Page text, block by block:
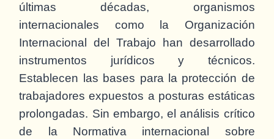
últimas décadas, organismos
internacionales como la Organización
Internacional del Trabajo han desarrollado
instrumentos jurídicos y técnicos.
Establecen las bases para la protección de
trabajadores expuestos a posturas estáticas
prolongadas. Sin embargo, el análisis crítico
de la Normativa internacional sobre